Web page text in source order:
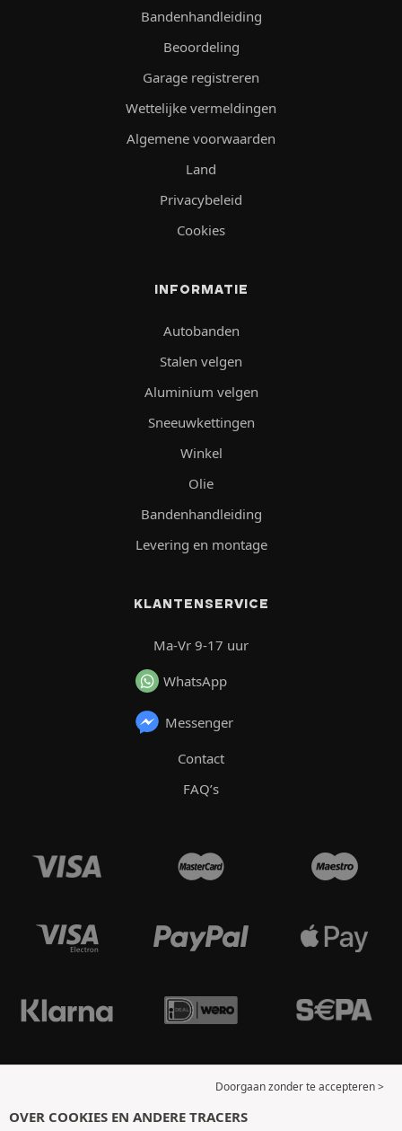
Bandenhandleiding
Beoordeling
Garage registreren
Wettelijke vermeldingen
Algemene voorwaarden
Land
Privacybeleid
Cookies
INFORMATIE
Autobanden
Stalen velgen
Aluminium velgen
Sneeuwkettingen
Winkel
Olie
Bandenhandleiding
Levering en montage
KLANTENSERVICE
Ma-Vr 9-17 uur
WhatsApp
Messenger
Contact
FAQ’s
Doorgaan zonder te accepteren >
OVER COOKIES EN ANDERE TRACERS